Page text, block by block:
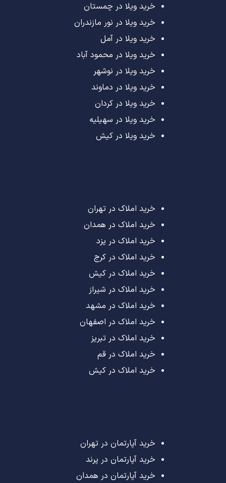
خرید ویلا در چمستان
خرید ویلا در نور مازندران
خرید ویلا در آمل
خرید ویلا در محمود آباد
خرید ویلا در نوشهر
خرید ویلا در دماوند
خرید ویلا در کردان
خرید ویلا در سهیلیه
خرید ویلا در کیش
خرید املاک در تهران
خرید املاک در همدان
خرید املاک در یزد
خرید املاک در کرج
خرید املاک در کیش
خرید املاک در شیراز
خرید املاک در مشهد
خرید املاک در اصفهان
خرید املاک در تبریز
خرید املاک در قم
خرید املاک در کیش
خرید آپارتمان در تهران
خرید آپارتمان در پرند
خرید آپارتمان در همدان